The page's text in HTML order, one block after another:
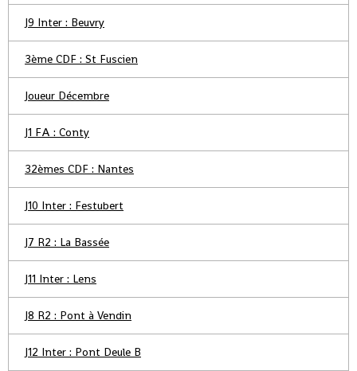
J9 Inter : Beuvry
3ème CDF : St Fuscien
Joueur Décembre
J1 FA : Conty
32èmes CDF : Nantes
J10 Inter : Festubert
J7 R2 : La Bassée
J11 Inter : Lens
J8 R2 : Pont à Vendin
J12 Inter : Pont Deule B